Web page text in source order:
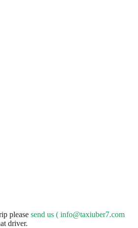
please send us ( info@taxiuber7.com
driver.